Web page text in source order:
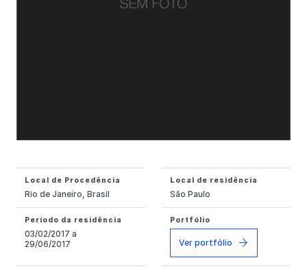
Local de Procedência
Rio de Janeiro, Brasil
Local de residência
São Paulo
Período da residência
03/02/2017 a
29/06/2017
Portfólio
Ver portfólio